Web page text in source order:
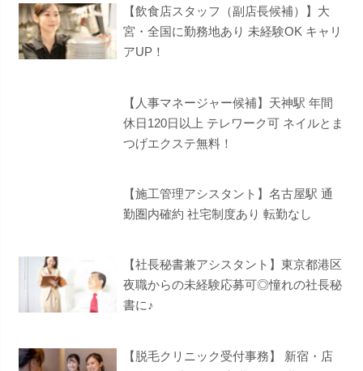
【飲食店スタッフ（副店長候補）】大
宮・全国に勤務地あり 未経験OK キャリ
アUP！
【人事マネージャー候補】天神駅 年間
休日120日以上 テレワーク可 ネイルとま
つげエクステ無料！
【施工管理アシスタント】名古屋駅 通
勤圏内確約 社宅制度あり 転勤なし
【社長秘書兼アシスタント】東京都港区
夜職からの未経験応募可◎憧れの社長秘
書に♪
【脱毛クリニック受付事務】 新宿・店